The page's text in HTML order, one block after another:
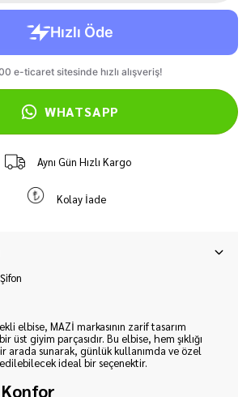
WHATSAPP
Aynı Gün Hızlı Kargo
Kolay İade
elbise, MAZİ markasının zarif tasarım
bir üst giyim parçasıdır. Bu elbise, hem şıklığı
arada sunarak, günlük kullanımda ve özel
ideal bir seçenektir.
Konfor